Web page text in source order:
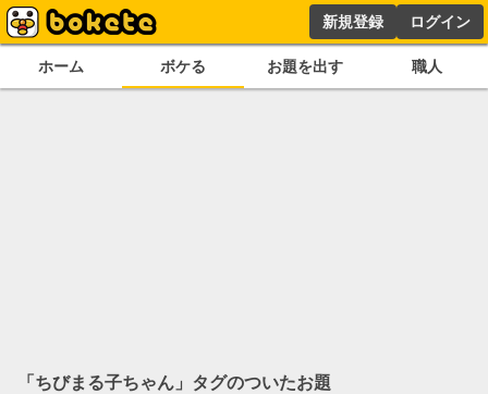
新規登録 ログイン
ホーム ボケる お題を出す 職人
「ちびまる子ちゃん 」タグのついたお題